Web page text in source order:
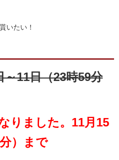
いたい！
～11日（23時59分
りました。 11月15
）まで